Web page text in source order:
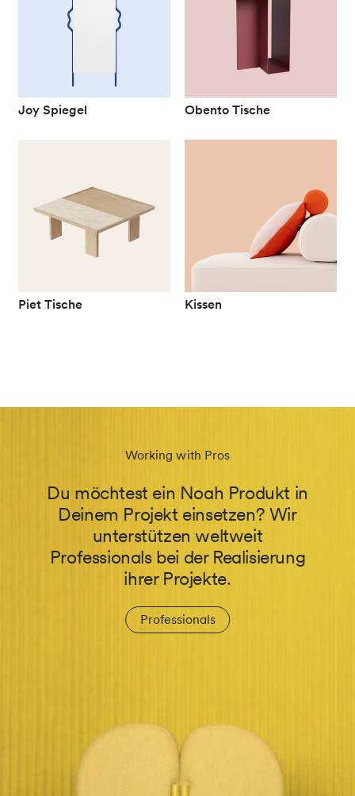
Joy Spiegel Obento Tische
Piet Tische Kissen
Working with Pros
Du möchtest ein Noah Produkt in
Deinem Projekt einsetzen? Wir
unterstützen weltweit
Professionals bei der Realisierung
ihrer Projekte.
Professionals